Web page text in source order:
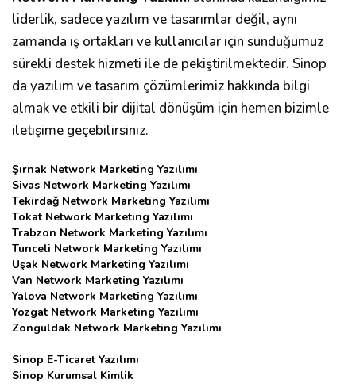
liderlik, sadece yazılım ve tasarımlar değil, aynı
zamanda iş ortakları ve kullanıcılar için sunduğumuz
sürekli destek hizmeti ile de pekiştirilmektedir. Sinop
da yazılım ve tasarım çözümlerimiz hakkında bilgi
almak ve etkili bir dijital dönüşüm için hemen bizimle
iletişime geçebilirsiniz.
Şırnak Network Marketing Yazılımı
Sivas Network Marketing Yazılımı
Tekirdağ Network Marketing Yazılımı
Tokat Network Marketing Yazılımı
Trabzon Network Marketing Yazılımı
Tunceli Network Marketing Yazılımı
Uşak Network Marketing Yazılımı
Van Network Marketing Yazılımı
Yalova Network Marketing Yazılımı
Yozgat Network Marketing Yazılımı
Zonguldak Network Marketing Yazılımı
Sinop E-Ticaret Yazılımı
Sinop Kurumsal Kimlik